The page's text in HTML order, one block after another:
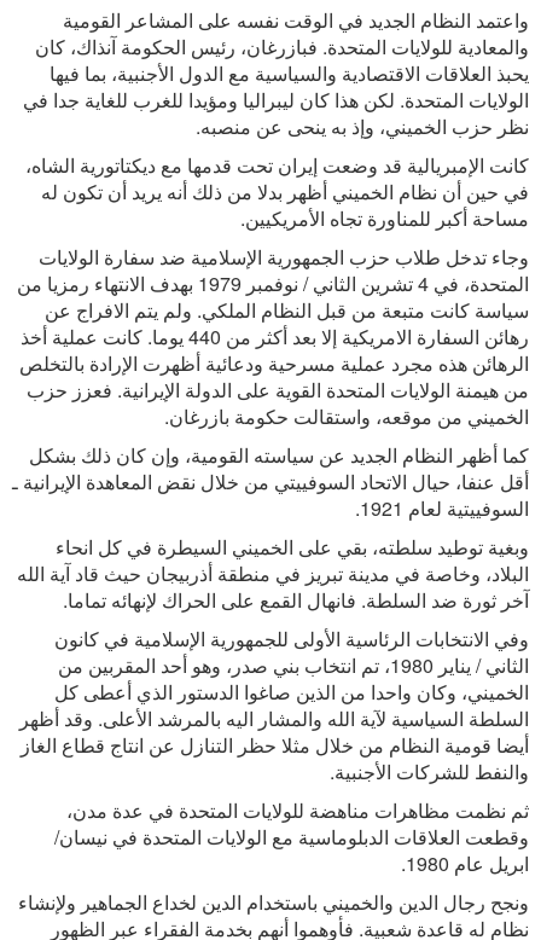
واعتمد النظام الجديد في الوقت نفسه على المشاعر القومية
والمعادية للولايات المتحدة. فبازرغان، رئيس الحكومة آنذاك، كان
يحبذ العلاقات الاقتصادية والسياسية مع الدول الأجنبية، بما فيها
الولايات المتحدة. لكن هذا كان ليبراليا ومؤيدا للغرب للغاية جدا في
نظر حزب الخميني، وإذ به ينحى عن منصبه.
كانت الإمبريالية قد وضعت إيران تحت قدمها مع ديكتاتورية الشاه،
في حين أن نظام الخميني أظهر بدلا من ذلك أنه يريد أن تكون له
مساحة أكبر للمناورة تجاه الأمريكيين.
وجاء تدخل طلاب حزب الجمهورية الإسلامية ضد سفارة الولايات
المتحدة، في 4 تشرين الثاني / نوفمبر 1979 بهدف الانتهاء رمزيا من
سياسة كانت متبعة من قبل النظام الملكي. ولم يتم الافراج عن
رهائن السفارة الامريكية إلا بعد أكثر من 440 يوما. كانت عملية أخذ
الرهائن هذه مجرد عملية مسرحية ودعائية أظهرت الإرادة بالتخلص
من هيمنة الولايات المتحدة القوية على الدولة الإيرانية. فعزز حزب
الخميني من موقعه، واستقالت حكومة بازرغان.
كما أظهر النظام الجديد عن سياسته القومية، وإن كان ذلك بشكل
أقل عنفا، حيال الاتحاد السوفييتي من خلال نقض المعاهدة الإيرانية ـ
السوفييتية لعام 1921.
وبغية توطيد سلطته، بقي على الخميني السيطرة في كل انحاء
البلاد، وخاصة في مدينة تبريز في منطقة أذربيجان حيث قاد آية الله
آخر ثورة ضد السلطة. فانهال القمع على الحراك لإنهائه تماما.
وفي الانتخابات الرئاسية الأولى للجمهورية الإسلامية في كانون
الثاني / يناير 1980، تم انتخاب بني صدر، وهو أحد المقربين من
الخميني، وكان واحدا من الذين صاغوا الدستور الذي أعطى كل
السلطة السياسية لآية الله والمشار اليه بالمرشد الأعلى. وقد أظهر
أيضا قومية النظام من خلال مثلا حظر التنازل عن انتاج قطاع الغاز
والنفط للشركات الأجنبية.
ثم نظمت مظاهرات مناهضة للولايات المتحدة في عدة مدن،
وقطعت العلاقات الدبلوماسية مع الولايات المتحدة في نيسان/
ابريل عام 1980.
ونجح رجال الدين والخميني باستخدام الدين لخداع الجماهير ولإنشاء
نظام له قاعدة شعبية. فأوهموا أنهم بخدمة الفقراء عبر الظهور